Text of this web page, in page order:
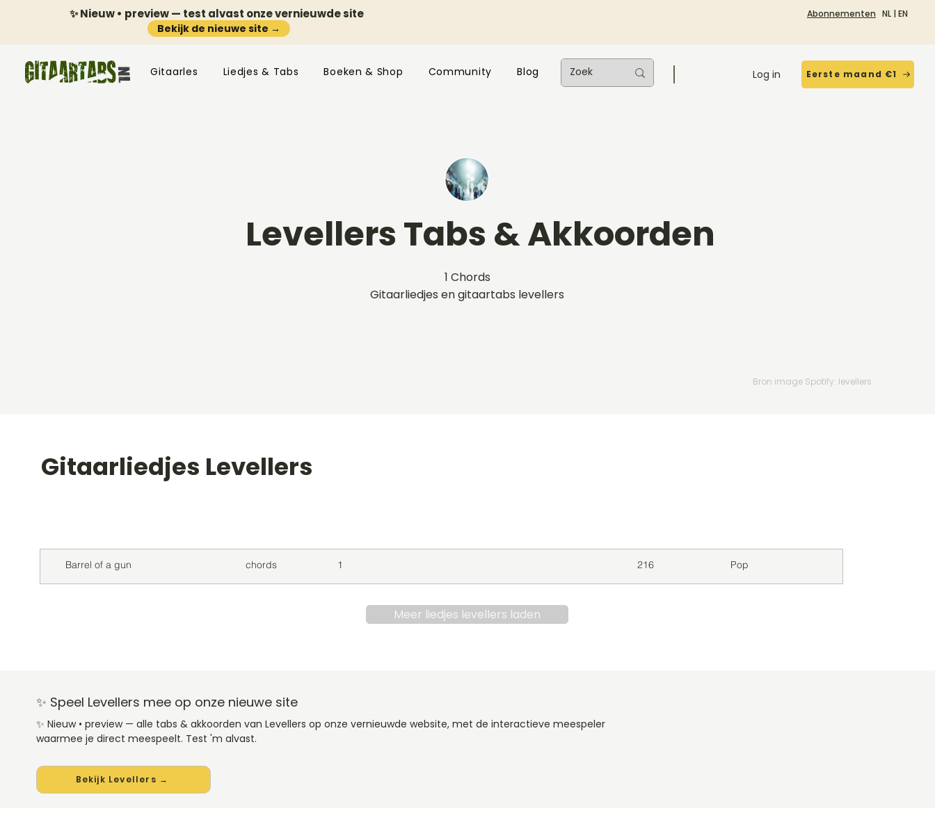
✨ Nieuw • preview — test alvast onze vernieuwde site
Bekijk de nieuwe site →
Abonnementen NL | EN
Gitaarles Liedjes & Tabs Boeken & Shop Community Blog Log in Eerste maand €1
Levellers Tabs & Akkoorden
1 Chords
Gitaarliedjes en gitaartabs levellers
Bron image Spotify: levellers
Gitaarliedjes Levellers
Barrel of a gun chords 1 216 Pop
Meer liedjes levellers laden
✨ Speel Levellers mee op onze nieuwe site
✨ Nieuw • preview — alle tabs & akkoorden van Levellers op onze vernieuwde website, met de interactieve meespeler
waarmee je direct meespeelt. Test 'm alvast.
Bekijk Levellers →